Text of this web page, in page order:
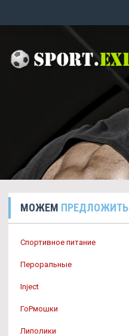
МОЖЕМ ПРЕДЛОЖИТЬ
Спортивное питание
Пероральные
Inject
ГоРмошки
Липолики